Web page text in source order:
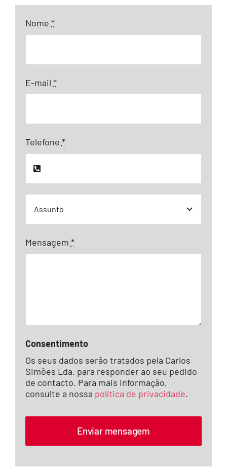
Nome *
E-mail *
Telefone *
Mensagem *
Consentimento
Os seus dados serão tratados pela Carlos
Simões Lda. para responder ao seu pedido
de contacto. Para mais informação,
consulte a nossa política de privacidade.
Enviar mensagem